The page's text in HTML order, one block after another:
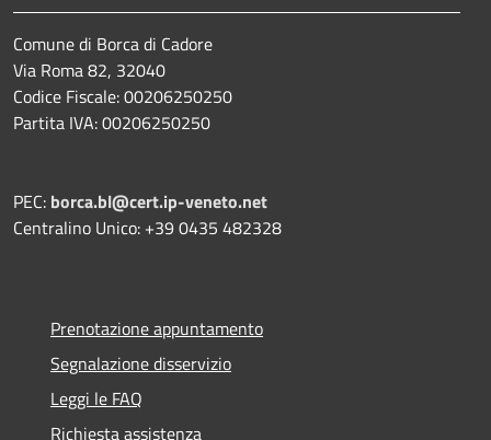
Comune di Borca di Cadore
Via Roma 82, 32040
Codice Fiscale: 00206250250
Partita IVA: 00206250250
PEC: borca.bl@cert.ip-veneto.net
Centralino Unico: +39 0435 482328
Prenotazione appuntamento
Segnalazione disservizio
Leggi le FAQ
Richiesta assistenza